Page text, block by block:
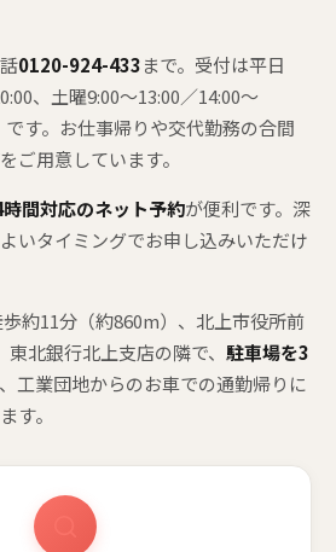
0120-924-433まで。受付は平日
、土曜9:00〜13:00／14:00〜
す。お仕事帰りや交代勤務の合間
ご用意しています。
間対応のネット予約が便利です。深
いタイミングでお申し込みいただけ
約11分（約860m）、北上市役所前
北銀行北上支店の隣で、 駐車場を3
工業団地からのお車での通勤帰りに
す。